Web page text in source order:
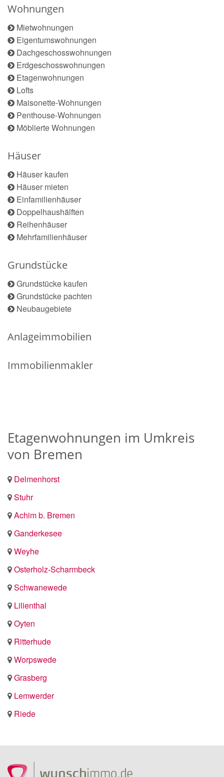
Wohnungen
Mietwohnungen
Eigentumswohnungen
Dachgeschosswohnungen
Erdgeschosswohnungen
Etagenwohnungen
Lofts
Maisonette-Wohnungen
Penthouse-Wohnungen
Möblierte Wohnungen
Häuser
Häuser kaufen
Häuser mieten
Einfamilienhäuser
Doppelhaushälften
Reihenhäuser
Mehrfamilienhäuser
Grundstücke
Grundstücke kaufen
Grundstücke pachten
Neubaugebiete
Anlageimmobilien
Immobilienmakler
Etagenwohnungen im Umkreis
von Bremen
Delmenhorst
Stuhr
Achim b. Bremen
Ganderkesee
Weyhe
Osterholz-Scharmbeck
Schwanewede
Lilienthal
Oyten
Ritterhude
Worpswede
Grasberg
Lemwerder
Riede